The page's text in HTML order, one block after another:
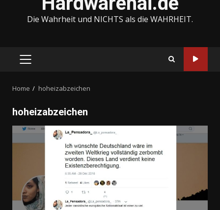
Die Wahrheit und NICHTS als die WAHRHEIT.
PRIMARY
Home hoheizabzeichen
hoheizabzeichen